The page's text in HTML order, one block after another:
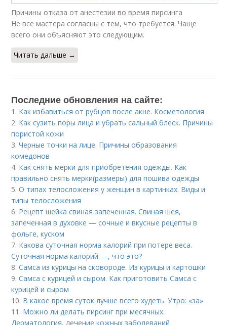
Причины отказа от анестезии во время пирсинга
Не все мастера согласны с тем, что требуется. Чаще
всего они объясняют это следующим.
Читать дальше →
Последние обновления на сайте:
1. Как избавиться от рубцов после акне. Косметология
2. Как сузить поры лица и убрать сальный блеск. Причины
пористой кожи
3.Черные точки на лице. Причины образования
комедонов
4. Как снять мерки для приобретения одежды. Как
правильно снять мерки(размеры) для пошива одежды
5.О типах телосложения у женщин в картинках. Виды и
типы телосложения
6. Рецепт шейка свиная запеченная. Свиная шея,
запеченная в духовке — сочные и вкусные рецепты в
фольге, куском
7. Какова суточная норма калорий при потере веса.
Суточная норма калорий —, что это?
8.Самса из курицы на сковороде. Из курицы и картошки
9.Самса с курицей и сыром. Как приготовить Самса с
курицей и сыром
10. В какое время суток лучше всего худеть. Утро: «за»
11. Можно ли делать пирсинг при месячных.
Дерматология, лечение кожных заболеваний